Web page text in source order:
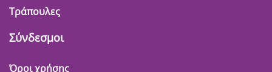
Τράπουλες
Σύνδεσμοι
Όροι χρήσης